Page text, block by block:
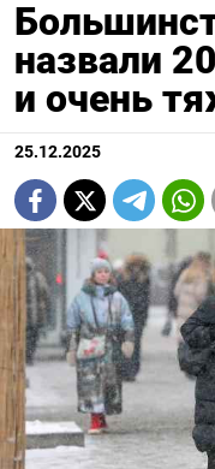
назвали
и очень
25.12.2025